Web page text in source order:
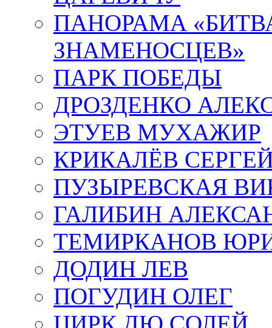
ПАНОРАМА
ЗНАМЕНОСЦЕВ»
ПАРК ПОБЕДЫ
ДРОЗДЕНКО
ЭТУЕВ МУХАЖИР
КРИКАЛЁВ
ПУЗЫРЕВСКАЯ
ГАЛИБИН
ТЕМИРКАНОВ
ДОДИН ЛЕВ
ПОГУДИН ОЛЕГ